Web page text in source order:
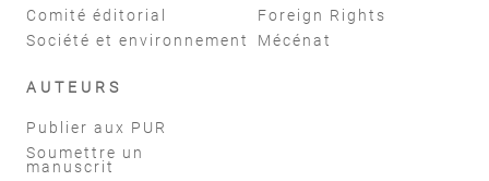
Comité éditorial
Société et environnement
Foreign Rights
Mécénat
AUTEURS
Publier aux PUR
Soumettre un
manuscrit